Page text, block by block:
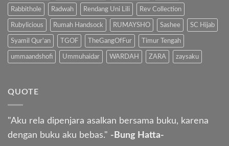
Rabbithole Radwah Rendang Uni Lili Rev Collection
Rubylicious Rumah Handsock RUMAYSHO Sashee SC Hijab
Syamil Qur'an TGOF TheGangOfFur Timur Tengah
ummaandshofi Ummuhaidar WARDAH ZARA zaysaku
QUOTE
"Aku rela dipenjara asalkan bersama buku, karena
dengan buku aku bebas." -Bung Hatta-